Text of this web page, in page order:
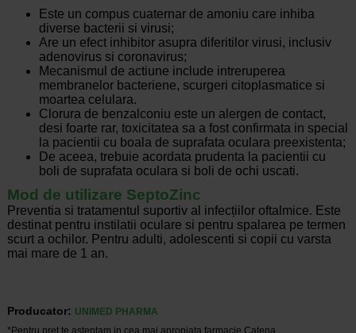
Este un compus cuaternar de amoniu care inhiba
diverse bacterii si virusi;
Are un efect inhibitor asupra diferitilor virusi, inclusiv
adenovirus si coronavirus;
Mecanismul de actiune include intreruperea
membranelor bacteriene, scurgeri citoplasmatice si
moartea celulara.
Clorura de benzalconiu este un alergen de contact,
desi foarte rar, toxicitatea sa a fost confirmata in special
la pacientii cu boala de suprafata oculara preexistenta;
De aceea, trebuie acordata prudenta la pacientii cu
boli de suprafata oculara si boli de ochi uscati.
Mod de utilizare SeptoZinc
Preventia si tratamentul suportiv al infecțiilor oftalmice. Este
destinat pentru instilatii oculare si pentru spalarea pe termen
scurt a ochilor. Pentru adulti, adolescenti si copii cu varsta
mai mare de 1 an.
Producator: UNIMED PHARMA
*Pentru pret te asteptam in cea mai apropiata farmacie Catena